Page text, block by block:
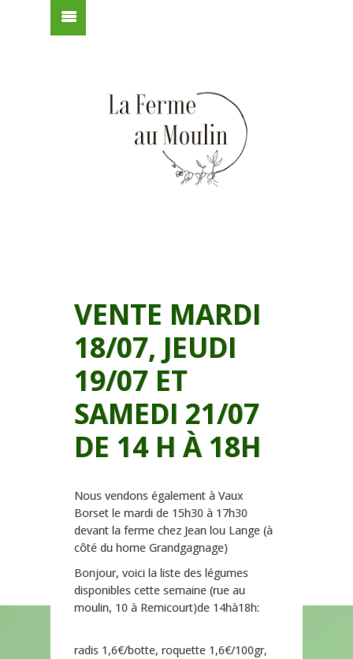
VENTE MARDI
18/07, JEUDI
19/07 ET
SAMEDI 21/07
DE 14 H À 18H
Nous vendons également à Vaux
Borset le mardi de 15h30 à 17h30
devant la ferme chez Jean lou Lange (à
côté du home Grandgagnage)
Bonjour, voici la liste des légumes
disponibles cette semaine (rue au
moulin, 10 à Remicourt)de 14hà18h:
radis 1,6€/botte, roquette 1,6€/100gr,